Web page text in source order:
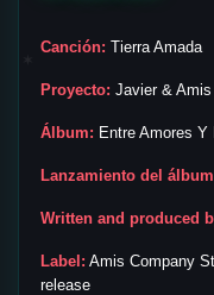
Canción: Tierra Amada
Proyecto: Javier & Amis
Álbum: Entre Amores Y
Lanzamiento del
Written and produced
Label: Amis Company
release